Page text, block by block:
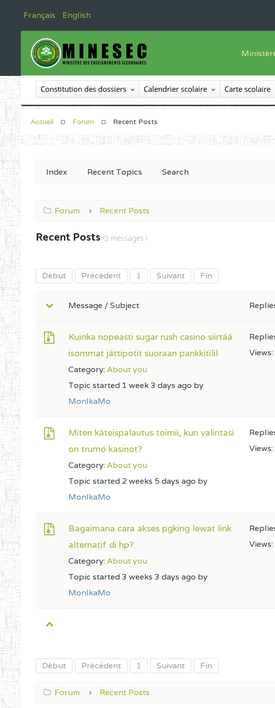
Français English
Le
Le
Constitution des dossiers Calendrier scolaire Carte scolaire
Accueil Forum Recent Posts
Index Recent Topics Search
Forum Recent Posts
Recent Posts (3 messages )
Début Précédent 1 Suivant Fin
Message / Subject
Kuinka nopeasti sugar rush casino siirtää
isommat jättipotit suoraan pankkitilil
Category:About you
Topic started 1 week 3 days ago by
MonlkaMo
Views:
Miten käteispalautus toimii, kun valintasi
on trumo kasinot?
Category:About you
Topic started 2 weeks 5 days ago by
MonlkaMo
Views:
Bagaimana cara akses pgking lewat link
alternatif di hp?
Category:About you
Topic started 3 weeks 3 days ago by
MonlkaMo
Views:
Début Précédent 1 Suivant Fin
Forum Recent Posts